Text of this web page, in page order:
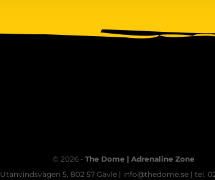
© 2026 - The Dome | Adrenaline Zone
Utanvindsvägen 5, 802 57 Gävle | info@thedome.se | tel.